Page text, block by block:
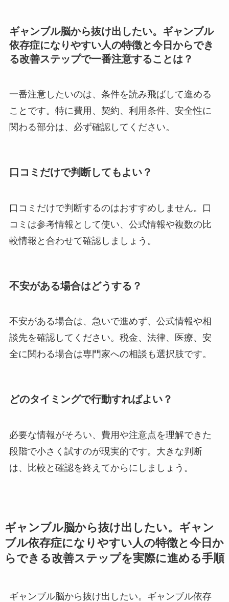
ギャンブル脳から抜け出したい。ギャンブル
依存症になりやすい人の特徴と今日からでき
る改善ステップで一番注意することは？
一番注意したいのは、条件を読み飛ばして進める
ことです。特に費用、契約、利用条件、安全性に
関わる部分は、必ず確認してください。
口コミだけで判断してもよい？
口コミだけで判断するのはおすすめしません。口
コミは参考情報として使い、公式情報や複数の比
較情報と合わせて確認しましょう。
不安がある場合はどうする？
不安がある場合は、急いで進めず、公式情報や相
談先を確認してください。税金、法律、医療、安
全に関わる場合は専門家への相談も選択肢です。
どのタイミングで行動すればよい？
必要な情報がそろい、費用や注意点を理解できた
段階で小さく試すのが現実的です。大きな判断
は、比較と確認を終えてからにしましょう。
ギャンブル脳から抜け出したい。ギャン
ブル依存症になりやすい人の特徴と今日か
らできる改善ステップを実際に進める手順
ギャンブル脳から抜け出したい。ギャンブル依存